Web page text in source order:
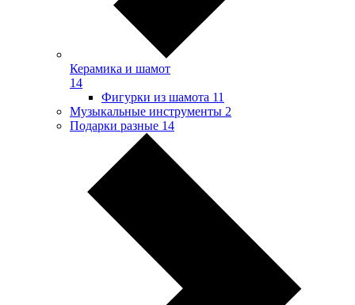
Керамика и шамот
14
Фигурки из шамота 11
Музыкальные инструменты 2
Подарки разные 14